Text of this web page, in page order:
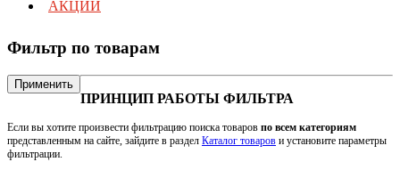
АКЦИИ
Фильтр по товарам
Применить
ПРИНЦИП РАБОТЫ ФИЛЬТРА
Если вы хотите произвести фильтрацию поиска товаров по всем категориям
представленным на сайте, зайдите в раздел Каталог товаров и установите параметры
фильтрации.